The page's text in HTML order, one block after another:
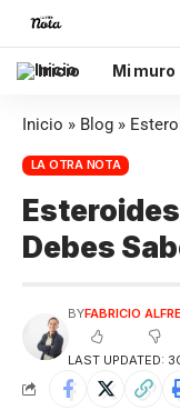
Inicio Mi muro
Inicio » Blog »
LA OTRA NOTA
Debes
LAST UPDATED:
BYFABRICIO